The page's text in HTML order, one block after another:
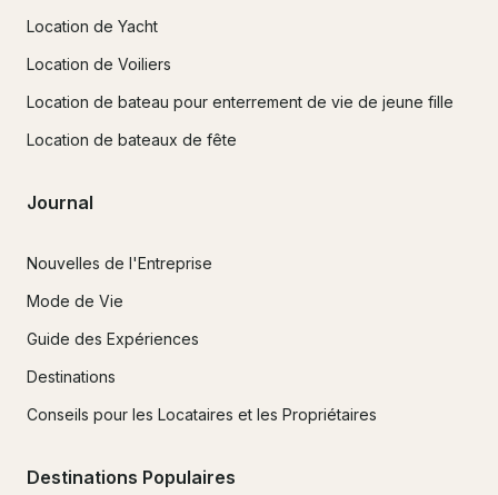
Location de Yacht
Location de Voiliers
Location de bateau pour enterrement de vie de jeune fille
Location de bateaux de fête
Journal
Nouvelles de l'Entreprise
Mode de Vie
Guide des Expériences
Destinations
Conseils pour les Locataires et les Propriétaires
Destinations Populaires